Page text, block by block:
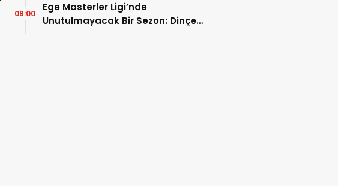
Ege Masterler Ligi’nde
Unutulmayacak Bir Sezon: Dinçer
09:00